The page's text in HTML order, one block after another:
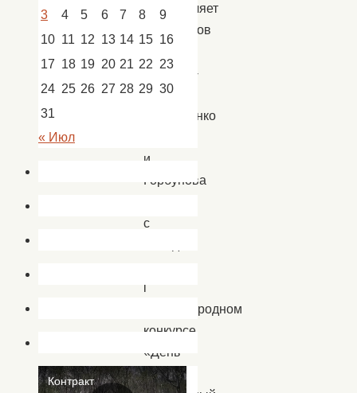
поздравляет
вокалистов
“Триумф-
hit”
Максименко
и
Горбунова
с
l
Международном
конкурсе
«День
Победы-
3
4 5 6 7 8
9
10 11 12 13 14 15 16
17 18 19 20 21 22 23
24 25 26 27 28 29 30
31
« Июл